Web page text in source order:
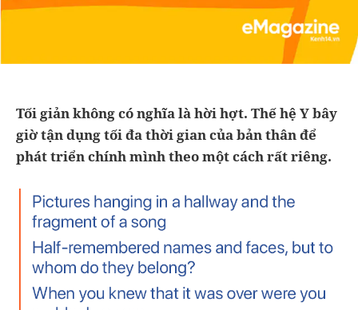
Tối giản không có nghĩa là hời hợt. Thế hệ Y bây
giờ tận dụng tối đa thời gian của bản thân để
phát triển chính mình theo một cách rất riêng.